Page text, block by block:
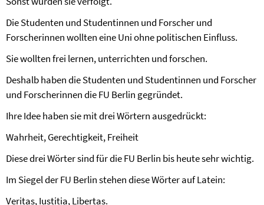
Die Studenten und Studentinnen und Forscher und
Forscherinnen wollten eine Uni ohne politischen Einfluss.
Sie wollten frei lernen, unterrichten und forschen.
Deshalb haben die Studenten und Studentinnen und Forscher
und Forscherinnen die FU Berlin gegründet.
Ihre Idee haben sie mit drei Wörtern ausgedrückt:
Wahrheit, Gerechtigkeit, Freiheit
Diese drei Wörter sind für die FU Berlin bis heute sehr wichtig.
Im Siegel der FU Berlin stehen diese Wörter auf Latein:
Veritas, Iustitia, Libertas.